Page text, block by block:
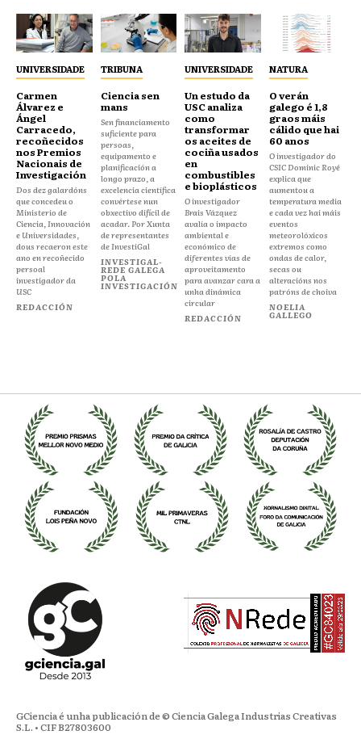
UNIVERSIDADE
Carmen
Álvarez e
Ángel
Carracedo,
recoñecidos
nos Premios
Nacionais de
Investigación
Dos dez galardóns
que concedeu o
Ministerio de
Ciencia, Innovación
e Universidades,
dous recaeron este
ano en recoñecido
persoal
investigador da
USC
REDACCIÓN
TRIBUNA
Ciencia sen
mans
Sen financiamento
suficiente para
persoas,
equipamento e
planificación a
longo prazo, a
excelencia científica
convértese nun
obxectivo difícil de
acadar. Por Xunta
de representantes
de InvestiGal
INVESTIGAL-
REDE GALEGA
POLA
INVESTIGACIÓN
UNIVERSIDADE
Un estudo da
USC analiza
como
transformar
os aceites de
cociña usados
en
combustibles
e bioplásticos
O investigador
Brais Vázquez
avalía o impacto
ambiental e
económico de
diferentes vías de
aproveitamento
para avanzar cara a
unha dinámica
circular
REDACCIÓN
NATURA
O verán
galego é 1,8
graos máis
cálido que hai
60 anos
O investigador do
CSIC Dominic Royé
explica que
aumentou a
temperatura media
e cada vez hai máis
eventos
meteorolóxicos
extremos como
ondas de calor,
secas ou
alteracións nos
patróns de choiva
NOELIA
GALLEGO
GCiencia é unha publicación de © Ciencia Galega Industrias Creativas
S.L. • CIF B27803600